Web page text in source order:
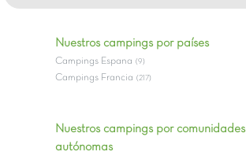
Nuestros campings por países
Campings Espana (9)
Campings Francia (217)
Nuestros campings por comunidades
autónomas